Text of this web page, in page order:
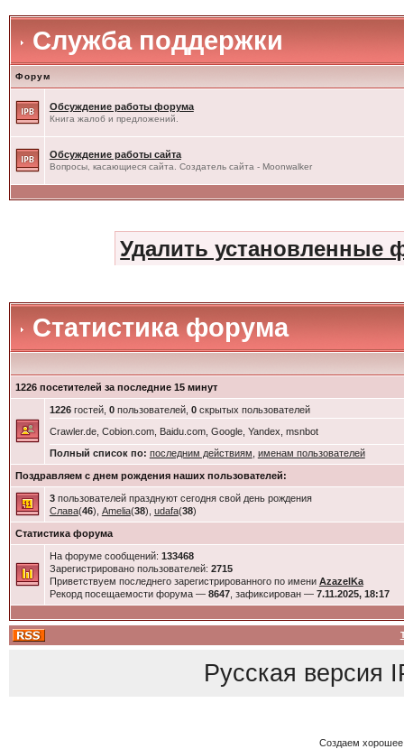
Служба поддержки
Форум
Обсуждение работы форума
Книга жалоб и предложений.
Обсуждение работы сайта
Вопросы, касающиеся сайта. Создатель сайта - Moonwalker
Удалить установленные
Статистика форума
1226 посетителей за последние 15 минут
1226гостей, 0пользователей, 0скрытых пользователей
Crawler.de, Cobion.com, Baidu.com, Google, Yandex, msnbot
Полный список по: последним действиям именам пользователей
Поздравляем с днем рождения наших пользователей:
3пользователей празднуют сегодня свой день рождения
Слава(46), Amelia(38), udafa(38)
Статистика форума
На форуме сообщений: 133468
Зарегистрировано пользователей: 2715
Приветствуем последнего зарегистрированного по имени AzazelKa
Рекорд посещаемости форума — 8647, зафиксирован — 7.11.2025, 18:17
Русская версия
Создаем